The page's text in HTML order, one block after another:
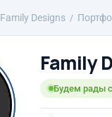
Family Designs
Family
Будем рады